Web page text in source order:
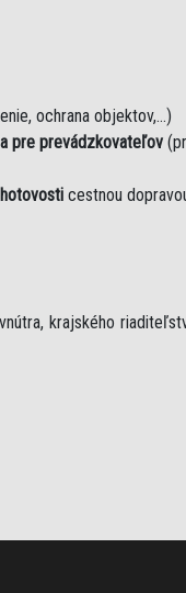
ochrana objektov,...)
pre prevádzkovateľov
cestnou
krajského